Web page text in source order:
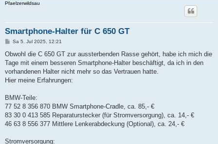
Pfaelzerwildsau
Smartphone-Halter für C 650 GT
B
i
r
a
Sa 5. Jul 2025, 12:21
Obwohl die C 650 GT zur aussterbenden Rasse gehört, habe ich mich die
Tage mit einem besseren Smartphone-Halter beschäftigt, da ich in den
vorhandenen Halter nicht mehr so das Vertrauen hatte.
Hier meine Erfahrungen:
BMW-Teile:
77 52 8 356 870 BMW Smartphone-Cradle, ca. 85,- €
83 30 0 413 585 Reparaturstecker (für Stromversorgung), ca. 14,- €
46 63 8 556 377 Mittlere Lenkerabdeckung (Optional), ca. 24,- €
Stromversorgung: